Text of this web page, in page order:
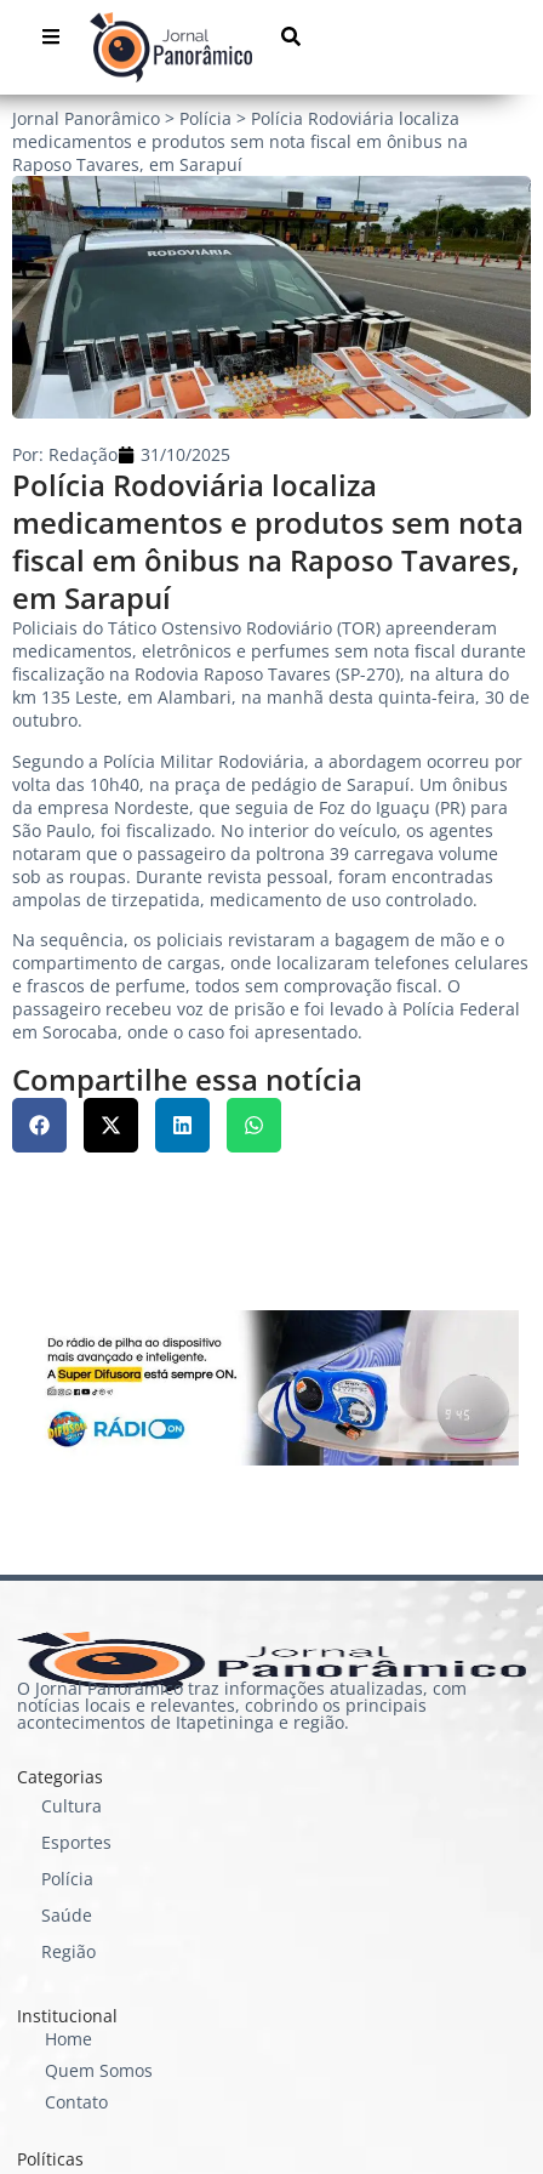
Jornal Panorâmico > Polícia > Polícia Rodoviária localiza
medicamentos e produtos sem nota fiscal em ônibus na
Raposo Tavares, em Sarapuí
Polícia Rodoviária localiza
medicamentos e produtos sem nota
fiscal em ônibus na Raposo Tavares,
em Sarapuí
Por: Redação 31/10/2025
Policiais do Tático Ostensivo Rodoviário (TOR) apreenderam
medicamentos, eletrônicos e perfumes sem nota fiscal durante
fiscalização na Rodovia Raposo Tavares (SP-270), na altura do
km 135 Leste, em Alambari, na manhã desta quinta-feira, 30 de
outubro.
Segundo a Polícia Militar Rodoviária, a abordagem ocorreu por
volta das 10h40, na praça de pedágio de Sarapuí. Um ônibus
da empresa Nordeste, que seguia de Foz do Iguaçu (PR) para
São Paulo, foi fiscalizado. No interior do veículo, os agentes
notaram que o passageiro da poltrona 39 carregava volume
sob as roupas. Durante revista pessoal, foram encontradas
ampolas de tirzepatida, medicamento de uso controlado.
Na sequência, os policiais revistaram a bagagem de mão e o
compartimento de cargas, onde localizaram telefones celulares
e frascos de perfume, todos sem comprovação fiscal. O
passageiro recebeu voz de prisão e foi levado à Polícia Federal
em Sorocaba, onde o caso foi apresentado.
Compartilhe essa notícia
O Jornal Panorâmico traz informações atualizadas, com
notícias locais e relevantes, cobrindo os principais
acontecimentos de Itapetininga e região.
Categorias
Cultura
Esportes
Polícia
Saúde
Região
Institucional
Home
Quem Somos
Contato
Políticas